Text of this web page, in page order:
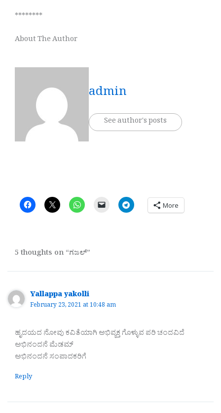
********
About The Author
admin
See author's posts
More
5 thoughts on “ಗಜಲ್”
Yallappa yakolli
February 23, 2021 at 10:48 am
ಹೃದಯದ ನೋವು ಕವಿತೆಯಾಗಿ ಅಭಿವ್ಯಕ್ತ ಗೊಳ್ಳುವ ಪರಿ ಚಂದವಿದೆ
ಅಭಿನಂದನೆ ಮೆಡಮ್
ಅಭಿನಂದನೆ ಸಂಪಾದಕರಿಗೆ
Reply